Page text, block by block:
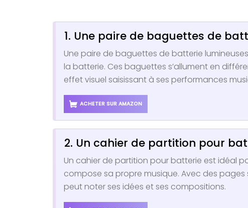
1. Une paire de baguettes de
Une paire de baguettes de batterie
la batterie. Ces baguettes s’allument en
effet visuel saisissant à ses performances
ACHETER SUR AMAZON
2. Un cahier de partition pour
Un cahier de partition pour batterie est idéal
compose sa propre musique. Avec des
peut noter ses idées et ses compositions.